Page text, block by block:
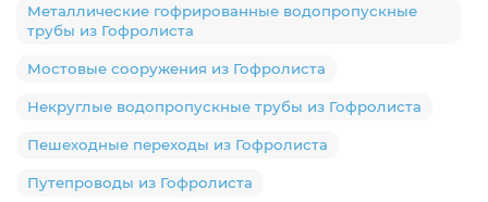
Металлические гофрированные водопропускные
трубы из Гофролиста
Мостовые сооружения из Гофролиста
Некруглые водопропускные трубы из Гофролиста
Пешеходные переходы из Гофролиста
Путепроводы из Гофролиста